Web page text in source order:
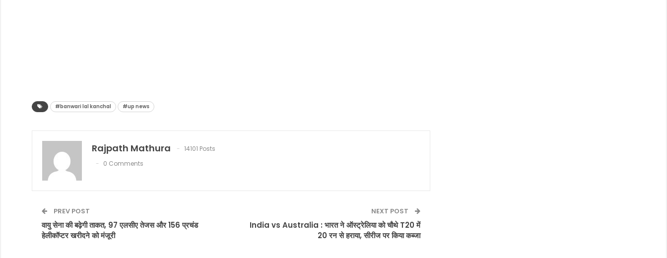
#banwari lal kanchal #up news
Rajpath Mathura
14101 Posts
0 Comments
PREV POST
वायु सेना की बढ़ेगी ताकत, 97 एलसीए तेजस और 156 प्रचंड
हेलीकॉप्टर खरीदने को मंजूरी
NEXT POST
India vs Australia : भारत ने ऑस्ट्रेलिया को चौथे T20 में
20 रन से हराया, सीरीज पर किया कब्जा